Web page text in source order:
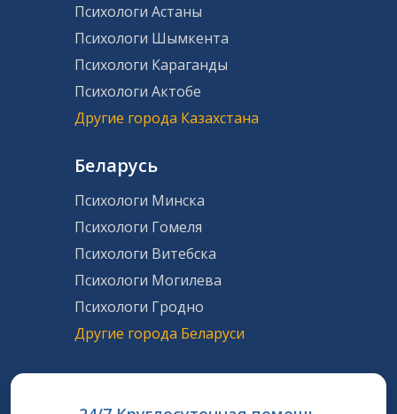
Психологи Астаны
Психологи Шымкента
Психологи Караганды
Психологи Актобе
Другие города Казахстана
Беларусь
Психологи Минска
Психологи Гомеля
Психологи Витебска
Психологи Могилева
Психологи Гродно
Другие города Беларуси